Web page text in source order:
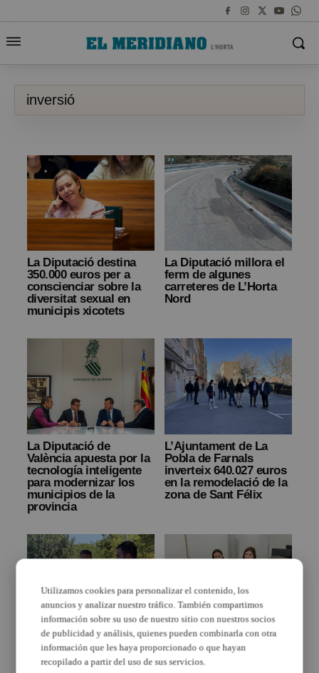
inversió
La Diputació destina
350.000 euros per a
conscienciar sobre la
diversitat sexual en
municipis xicotets
La Diputació millora el
ferm de algunes
carreteres de L’Horta
Nord
La Diputació de
València apuesta por la
tecnología inteligente
para modernizar los
municipios de la
provincia
L’Ajuntament de La
Pobla de Farnals
inverteix 640.027 euros
en la remodelació de la
zona de Sant Félix
Catarroja executa obres
Edificant per vora 2
milions d’euros
La regidoria
d’Innovació invertirà
180.000 € per a la
Utilizamos cookies para personalizar el contenido, los
anuncios y analizar nuestro tráfico. También compartimos
información sobre su uso de nuestro sitio con nuestros socios
de publicidad y análisis, quienes pueden combinarla con otra
información que les haya proporcionado o que hayan
recopilado a partir del uso de sus servicios.